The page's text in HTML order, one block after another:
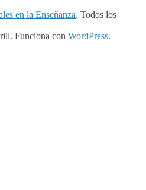
en la Enseñanza. Todos los
Funciona con WordPress.